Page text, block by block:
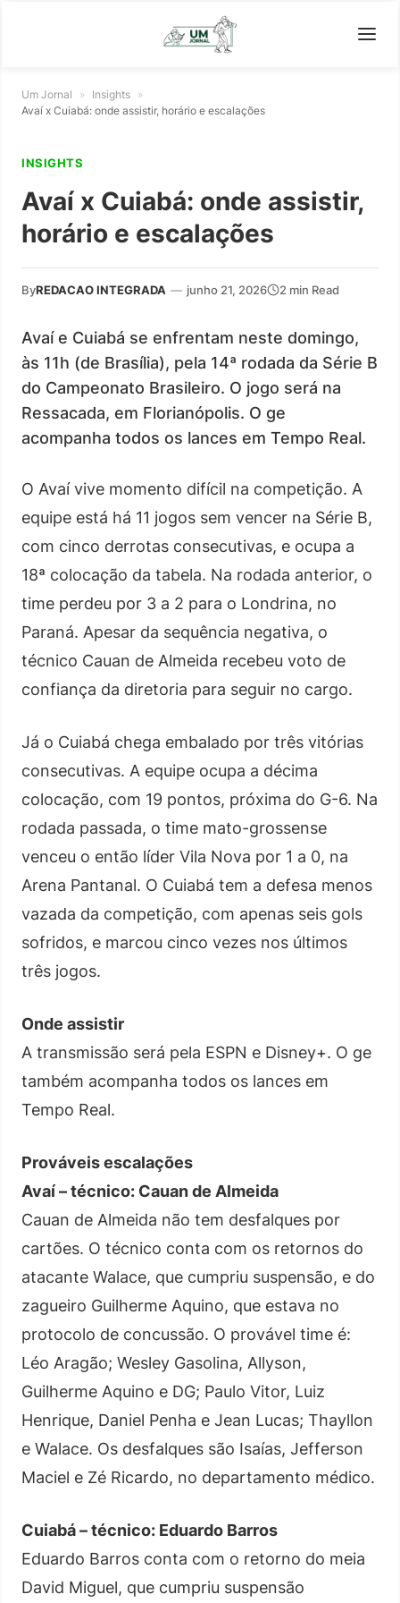
Um Jornal » Insights »
Avaí x Cuiabá: onde assistir, horário e escalações
INSIGHTS
Avaí x Cuiabá: onde assistir,
horário e escalações
ByREDACAO INTEGRADA — junho 21, 2026 2 min Read
Avaí e Cuiabá se enfrentam neste domingo,
às 11h (de Brasília), pela 14ª rodada da Série B
do Campeonato Brasileiro. O jogo será na
Ressacada, em Florianópolis. O ge
acompanha todos os lances em Tempo Real.
O Avaí vive momento difícil na competição. A
equipe está há 11 jogos sem vencer na Série B,
com cinco derrotas consecutivas, e ocupa a
18ª colocação da tabela. Na rodada anterior, o
time perdeu por 3 a 2 para o Londrina, no
Paraná. Apesar da sequência negativa, o
técnico Cauan de Almeida recebeu voto de
confiança da diretoria para seguir no cargo.
Já o Cuiabá chega embalado por três vitórias
consecutivas. A equipe ocupa a décima
colocação, com 19 pontos, próxima do G-6. Na
rodada passada, o time mato-grossense
venceu o então líder Vila Nova por 1 a 0, na
Arena Pantanal. O Cuiabá tem a defesa menos
vazada da competição, com apenas seis gols
sofridos, e marcou cinco vezes nos últimos
três jogos.
Onde assistir
A transmissão será pela ESPN e Disney+. O ge
também acompanha todos os lances em
Tempo Real.
Prováveis escalações
Avaí – técnico: Cauan de Almeida
Cauan de Almeida não tem desfalques por
cartões. O técnico conta com os retornos do
atacante Walace, que cumpriu suspensão, e do
zagueiro Guilherme Aquino, que estava no
protocolo de concussão. O provável time é:
Léo Aragão; Wesley Gasolina, Allyson,
Guilherme Aquino e DG; Paulo Vitor, Luiz
Henrique, Daniel Penha e Jean Lucas; Thayllon
e Walace. Os desfalques são Isaías, Jefferson
Maciel e Zé Ricardo, no departamento médico.
Cuiabá – técnico: Eduardo Barros
Eduardo Barros conta com o retorno do meia
David Miguel, que cumpriu suspensão